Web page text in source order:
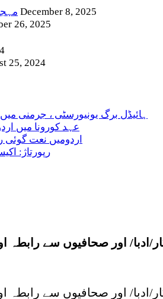
December 8, 2025
26, 2025
25, 2024
ہائیڈل برگ یونیورسٹی ، جرمنی
عہد کورونا میں
اردومیں نعت
رپورتاژ:
ادبا/ اور صحافیوں سے
ادبا/ اور صحافیوں سے